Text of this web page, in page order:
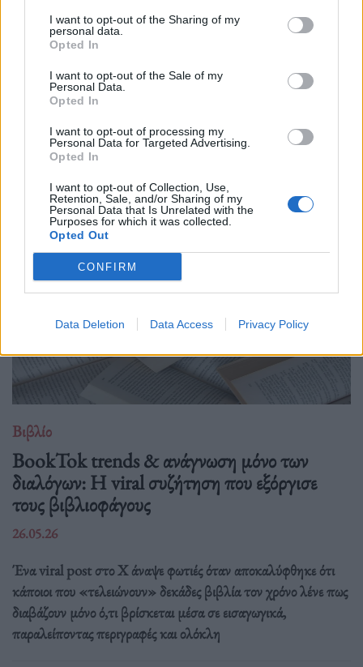
I want to opt-out of the Sharing of my
personal data.
Opted In
I want to opt-out of the Sale of my
Personal Data.
Opted In
I want to opt-out of processing my
Personal Data for Targeted Advertising.
Opted In
I want to opt-out of Collection, Use,
Retention, Sale, and/or Sharing of my
Personal Data that Is Unrelated with the
Purposes for which it was collected.
Opted Out
CONFIRM
Data Deletion Data Access Privacy Policy
Βιβλίο
Marjane Satrapi: «Δεν θεωρώ τον εαυτό μου
επαναστάτρια. Λέω απλώς αυτό που
σκέφτομαι»
04.06.26
Η Ιρανή συγγραφέας του διάσημου κόμικς “Persepolis”
πέθανε σε ηλικία 56 ετών.
Βιβλίο
BookTok trends & ανάγνωση μόνο των
διαλόγων: Η viral συζήτηση που εξόργισε
τους βιβλιοφάγους
26.05.26
Ένα viral post στο X άναψε φωτιές όταν αποκαλύφθηκε ότι
κάποιοι που «τελειώνουν» δεκάδες βιβλία τον χρόνο λένε πως
διαβάζουν μόνο ό,τι βρίσκεται μέσα σε εισαγωγικά,
παραλείποντας περιγραφές και ολόκλη